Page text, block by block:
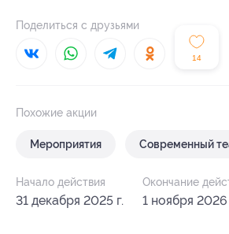
14
Поделиться с друзьями
Похожие акции
Мероприятия Современный
Начало действия
31 декабря 2025 г.
Окончание
1 ноября 2026